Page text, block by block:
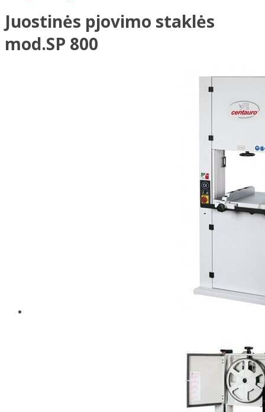
Juostinės pjovimo staklės
mod.SP 800